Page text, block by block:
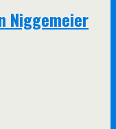
Niggemeier